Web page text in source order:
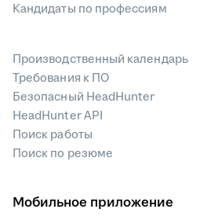
Кандидаты по профессиям
Производственный календарь
Требования к ПО
Безопасный HeadHunter
HeadHunter API
Поиск работы
Поиск по резюме
Мобильное приложение